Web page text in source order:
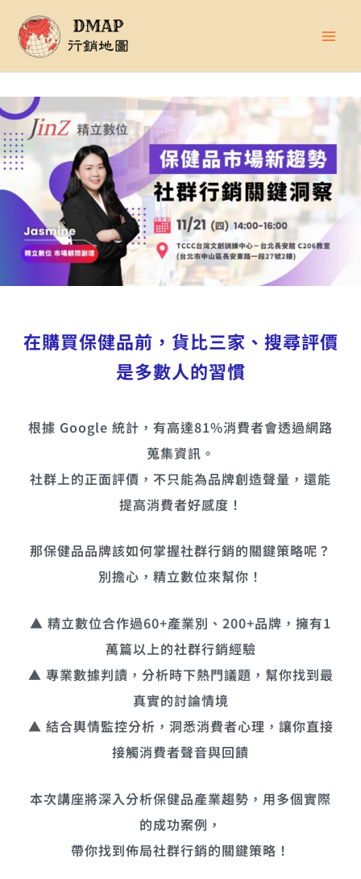
容
在購買保健品前，貨比三家、搜尋評價
是多數人的習慣
根據 Google 統計，有高達81%消費者會透過網路
蒐集資訊。
社群上的正面評價，不只能為品牌創造聲量，還能
提高消費者好感度！
那保健品品牌該如何掌握社群行銷的關鍵策略呢？
別擔心，精立數位來幫你！
▲ 精立數位合作過60+產業別、200+品牌，擁有1
萬篇以上的社群行銷經驗
▲ 專業數據判讀，分析時下熱門議題，幫你找到最
真實的討論情境
▲ 結合輿情監控分析，洞悉消費者心理，讓你直接
接觸消費者聲音與回饋
本次講座將深入分析保健品產業趨勢，用多個實際
的成功案例，
帶你找到佈局社群行銷的關鍵策略！